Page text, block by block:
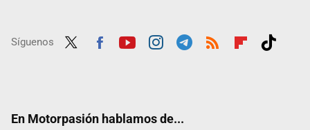
Síguenos
En Motorpasión hablamos de...